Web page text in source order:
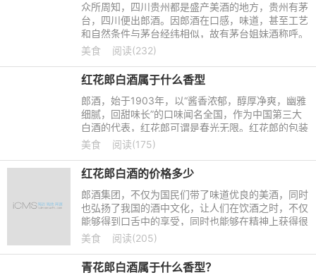
众所周知，四川贵州都是盛产美酒的地方，贵州有茅
台，四川便出郎酒。因郎酒在口感，味道，甚至工艺
和自然条件与茅台经纬相似，故有茅台姐妹酒称呼。
也算是对两种酒的一种肯定，那这样的酒价格多少
美食 阅读(232)
红花郎白酒属于什么香型
郎酒，始于1903年，以“酱香浓郁，醇厚净爽，幽雅
细腻，回甜味长”的口味闻名全国，作为中国第三大
白酒的代表，红花郎可谓是春光无限。红花郎的包装
跟它的名字一样，红红的外观很吸引人的眼球，其酒
美食 阅读(175)
红花郎白酒的价格多少
郎酒集团，不仅为国民们带了味道优良的美酒，同时
也弘扬了我国的酒中文化，让人们在饮酒之时，不仅
能够得到口舌中的享受，同时也能够在精神上获得很
大的寄托，并且更加的了解中国的酒文化深韵，其中
美食 阅读(205)
青花郎白酒属于什么香型？